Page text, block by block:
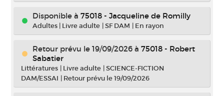
Disponible à 75018 - Jacqueline de Romilly
Adultes | Livre adulte |SF DAM | En rayon
Retour prévu le 19/09/2026 à 75018 - Robert
Sabatier
Littératures | Livre adulte |SCIENCE-FICTION
DAM/ESSAI | Retour prévu le 19/09/2026